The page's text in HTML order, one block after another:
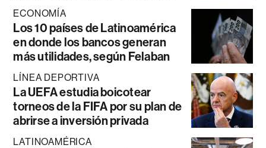
ECONOMÍA
Los 10 países de Latinoamérica
en donde los bancos generan
más utilidades, según Felaban
LÍNEA DEPORTIVA
La UEFA estudia boicotear
torneos de la FIFA por su plan de
abrirse a inversión privada
LATINOAMÉRICA